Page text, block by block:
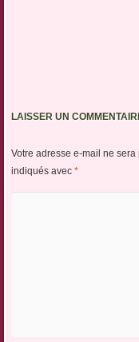
LAISSER UN
Votre adresse e-mail ne sera
indiqués avec *